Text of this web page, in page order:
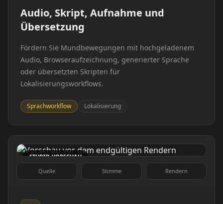
Teacher 03
Teacher 05 Teacher 06
Teacher 07
Teacher 09 Teacher 10
Lawyer 01 Lawyer 02
Lawyer 03 Lawyer 04
Audio, Skript, Aufnahme und
Übersetzung
Fördern Sie Mundbewegungen mit hochgeladenem
Audio, Browseraufzeichnung, generierter Sprache
oder übersetzten Skripten für
Lokalisierungsworkflows.
Sprachworkflow Lokalisierung
STUDIO-VORSCHAU
Quelle
Stimme Rendern